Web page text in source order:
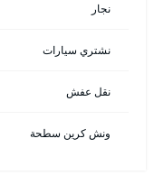
نجار
نشتري سيارات
نقل عفش
ونش كرين سطحة